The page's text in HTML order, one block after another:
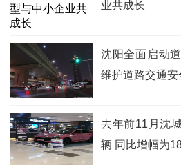
业共成长
沈阳全面启动
维护道路交通安
去年前11月沈
辆 同比增幅为